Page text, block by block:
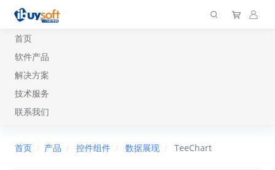
首页
软件产品
解决方案
技术服务
联系我们
首页 产品 控件组件 数据展现 TeeChart